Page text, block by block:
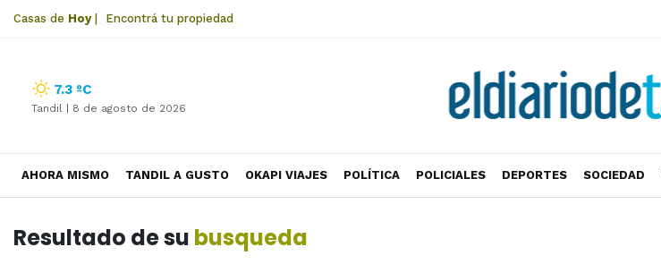
Casas de Hoy| Encontrá tu propiedad
7.3 ºC
Tandil | 8 de agosto de 2026
AHORA MISMO TANDIL A GUSTO OKAPI VIAJES POLÍTICA POLICIALES DEPORTES SOCIEDAD
Resultado de su busqueda